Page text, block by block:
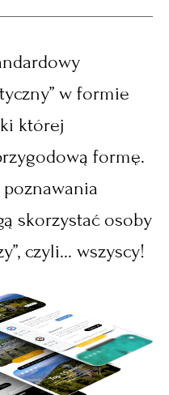
w formie
której
formę.
skorzystać osoby
czyli... wszyscy!